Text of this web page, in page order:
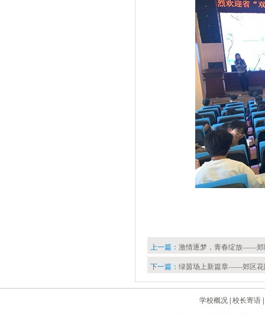
上一篇： 激情逐梦，青春绽放——郊
下一篇： 绿茵场上新篇章——郊区花
学校概况 校长寄语